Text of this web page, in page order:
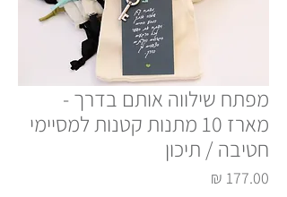
מפתח שילווה אותם בדרך -
מארז 10 מתנות קטנות למסיימי
חטיבה / תיכון